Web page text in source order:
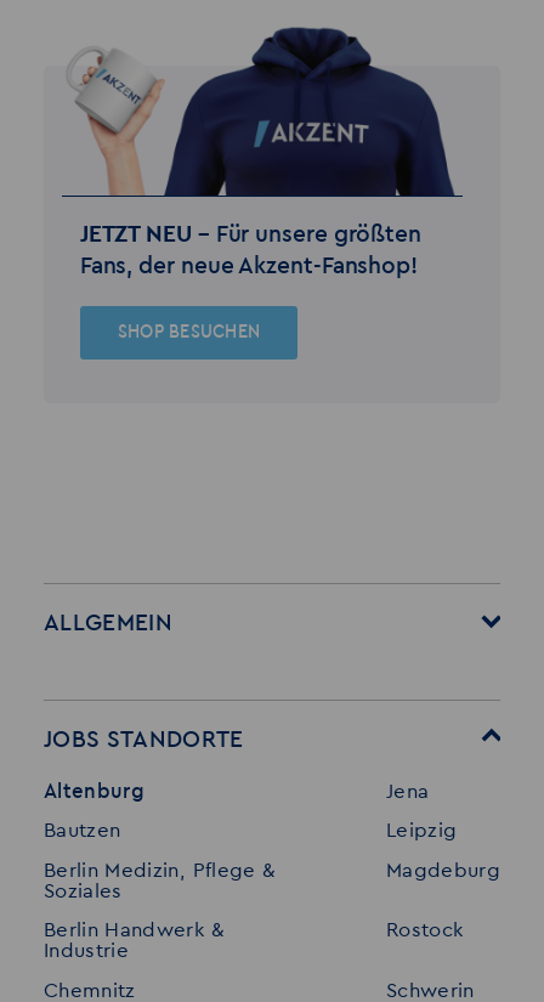
JETZT NEU – Für unsere größten
Fans, der neue Akzent-Fanshop!
SHOP BESUCHEN
ALLGEMEIN
Für Bewerber
Stellenangebote
Initiativ bewerben
Merkzettel
Standorte
Referenzen
Interne Jobs
JOBS STANDORTE
Altenburg
Bautzen
Berlin Medizin, Pflege &
Soziales
Berlin Handwerk &
Industrie
Chemnitz
Jena
Leipzig
Magdeburg
Rostock
Schwerin